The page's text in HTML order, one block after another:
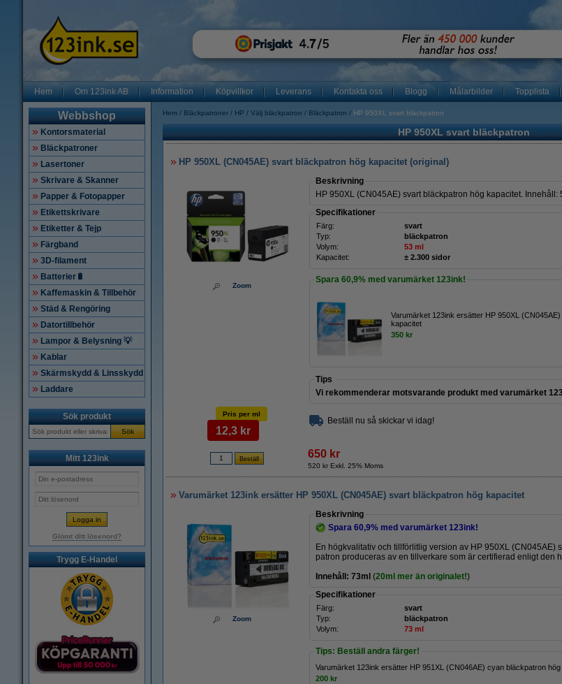
Hem Om 123ink AB Information Köpvillkor Leverans Kontakta oss Blogg Målarbilder Topplista
Webbshop
Kontorsmaterial
Bläckpatroner
Lasertoner
Skrivare & Skanner
Papper & Fotopapper
Etikettskrivare
Etiketter & Tejp
Färgband
3D-filament
Batterier🔋
Kaffemaskin & Tillbehör
Städ & Rengöring
Datortillbehör
Lampor & Belysning 💡
Kablar
Skärmskydd & Linsskydd
Laddare
Sök produkt
Sök
Mitt 123ink
Glömt ditt lösenord?
Trygg E-Handel
Hem Bläckpatroner HP Välj bläckpatron Bläckpatron HP 950XL svart bläckpatron
HP 950XL svart bläckpatron
HP 950XL (CN045AE) svart bläckpatron hög kapacitet (original)
Zoom
Beskrivning
HP 950XL (CN045AE) svart bläckpatron hög kapacitet. Innehåll:
Specifikationer
Färg: svart
Typ:
bläckpatron
Volym:
53 ml
Kapacitet:
± 2.300 sidor
Spara 60,9% med varumärket 123ink!
Varumärket 123ink ersätter HP 950XL
kapacitet
350 kr
Tips
Vi rekommenderar motsvarande produkt med varumärket
Pris per ml
12,3 kr
Beställ nu så skickar vi idag!
650 kr
520 kr Exkl. 25% Moms
Varumärket 123ink ersätter HP 950XL (CN045AE) svart bläckpatron hög kapacitet
Zoom
Beskrivning
Spara 60,9% med varumärket 123ink!
En högkvalitativ och tillförlitlig version av HP 950XL
patron produceras av en tillverkare som är certifierad enligt den
Innehåll: 73ml (20ml mer än originalet!)
Specifikationer
Färg: svart
Typ:
bläckpatron
Volym:
73 ml
Tips: Beställ andra färger!
Varumärket 123ink ersätter HP 951XL (CN046AE) cyan bläckpatron
200 kr